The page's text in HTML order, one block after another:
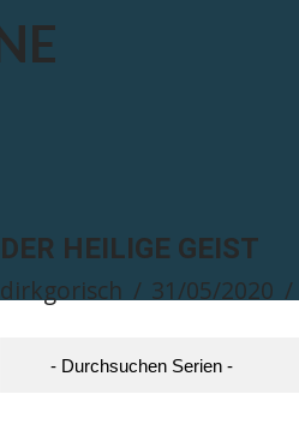
DER HEILIGE GEIST
dirkgorisch 31/05/2020